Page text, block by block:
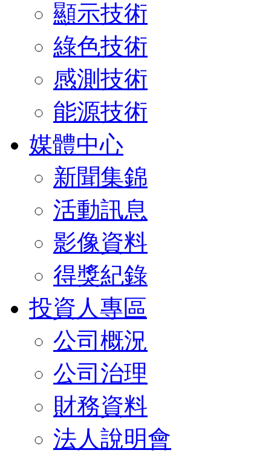
顯示技術
綠色技術
感測技術
能源技術
媒體中心
新聞集錦
活動訊息
影像資料
得獎紀錄
投資人專區
公司概況
公司治理
財務資料
法人說明會